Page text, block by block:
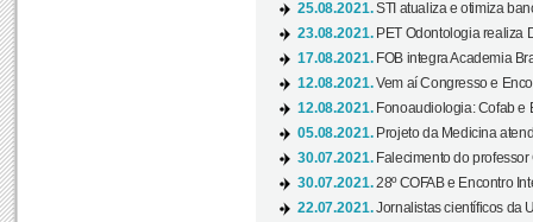
25.08.2021.STI atualiza e otimiza
23.08.2021. PET Odontologia realiza
17.08.2021. FOB integra Academia
12.08.2021.Vem aí Congresso e
12.08.2021. Fonoaudiologia: Cofab e
05.08.2021. Projeto da Medicina
30.07.2021. Falecimento do
30.07.2021.28º COFAB e Encontro
22.07.2021.Jornalistas científicos da